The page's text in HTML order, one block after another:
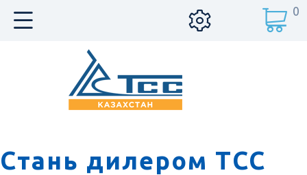
Стань дилером ТСС
0